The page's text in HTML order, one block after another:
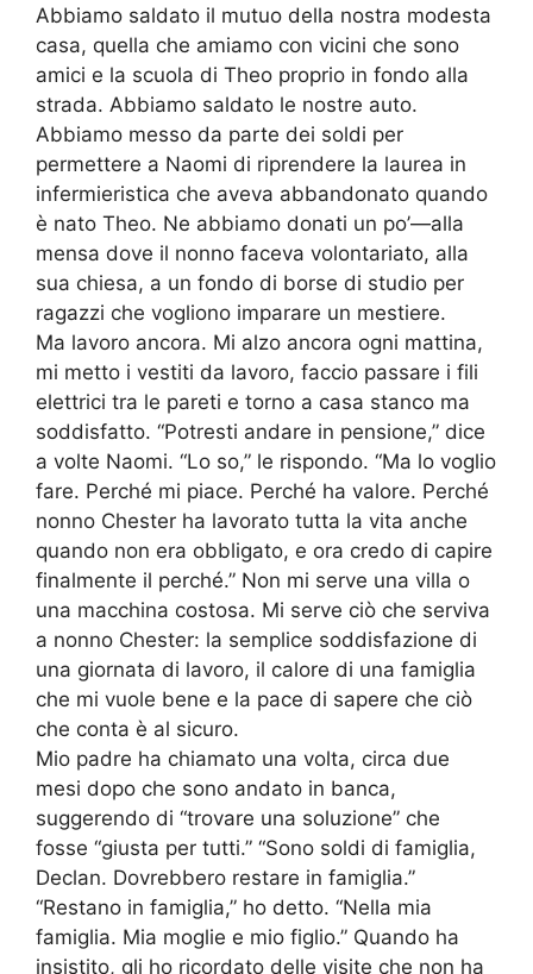
Abbiamo saldato il mutuo della nostra modesta
casa, quella che amiamo con vicini che sono
amici e la scuola di Theo proprio in fondo alla
strada. Abbiamo saldato le nostre auto.
Abbiamo messo da parte dei soldi per
permettere a Naomi di riprendere la laurea in
infermieristica che aveva abbandonato quando
è nato Theo. Ne abbiamo donati un po’—alla
mensa dove il nonno faceva volontariato, alla
sua chiesa, a un fondo di borse di studio per
ragazzi che vogliono imparare un mestiere.
Ma lavoro ancora. Mi alzo ancora ogni mattina,
mi metto i vestiti da lavoro, faccio passare i fili
elettrici tra le pareti e torno a casa stanco ma
soddisfatto. “Potresti andare in pensione,” dice
a volte Naomi. “Lo so,” le rispondo. “Ma lo voglio
fare. Perché mi piace. Perché ha valore. Perché
nonno Chester ha lavorato tutta la vita anche
quando non era obbligato, e ora credo di capire
finalmente il perché.” Non mi serve una villa o
una macchina costosa. Mi serve ciò che serviva
a nonno Chester: la semplice soddisfazione di
una giornata di lavoro, il calore di una famiglia
che mi vuole bene e la pace di sapere che ciò
che conta è al sicuro.
Mio padre ha chiamato una volta, circa due
mesi dopo che sono andato in banca,
suggerendo di “trovare una soluzione” che
fosse “giusta per tutti.” “Sono soldi di famiglia,
Declan. Dovrebbero restare in famiglia.”
“Restano in famiglia,” ho detto. “Nella mia
famiglia. Mia moglie e mio figlio.” Quando ha
insistito, gli ho ricordato delle visite che non ha